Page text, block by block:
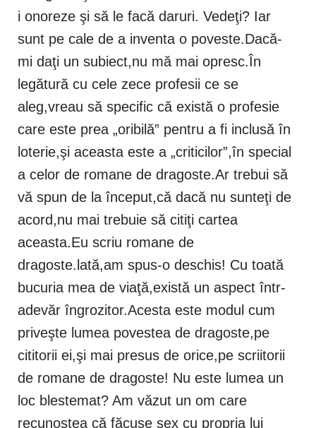
i onoreze şi să le facă daruri. Vedeţi? Iar
sunt pe cale de a inventa o poveste.Dacă-
mi daţi un subiect,nu mă mai opresc.În
legătură cu cele zece profesii ce se
aleg,vreau să specific că există o profesie
care este prea „oribilă” pentru a fi inclusă în
loterie,şi aceasta este a „criticilor”,în special
a celor de romane de dragoste.Ar trebui să
vă spun de la început,că dacă nu sunteţi de
acord,nu mai trebuie să citiţi cartea
aceasta.Eu scriu romane de
dragoste.lată,am spus-o deschis! Cu toată
bucuria mea de viaţă,există un aspect într-
adevăr îngrozitor.Acesta este modul cum
priveşte lumea povestea de dragoste,pe
cititorii ei,şi mai presus de orice,pe scriitorii
de romane de dragoste! Nu este lumea un
loc blestemat? Am văzut un om care
recunoştea că făcuse sex cu propria lui